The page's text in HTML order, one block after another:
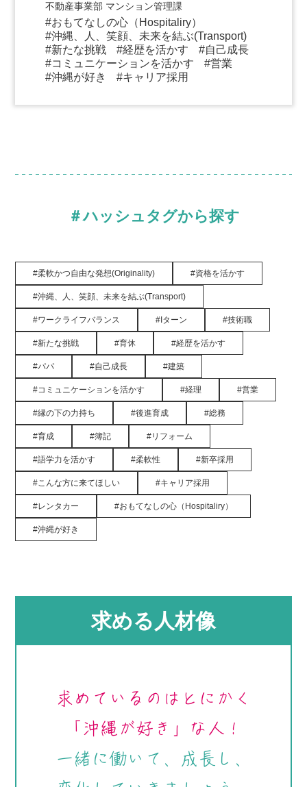
不動産事業部 マンション管理課
おもてなしの心（Hospitaliry）
沖縄、人、笑顔、未来を結ぶ(Transport)
新たな挑戦
経歴を活かす
自己成長
コミュニケーションを活かす
営業
沖縄が好き
キャリア採用
＃ハッシュタグから探す
柔軟かつ自由な発想(Originality) 資格を活かす
沖縄、人、笑顔、未来を結ぶ(Transport)
ワークライフバランス Iターン 技術職
新たな挑戦 育休 経歴を活かす
パパ 自己成長 建築
コミュニケーションを活かす 経理 営業
縁の下の力持ち 後進育成 総務
育成 簿記 リフォーム
語学力を活かす 柔軟性 新卒採用
こんな方に来てほしい キャリア採用
レンタカー おもてなしの心（Hospitaliry）
沖縄が好き
求める人材像
求めているのはとにかく
「沖縄が好き」な人！
一緒に働いて、成長し、